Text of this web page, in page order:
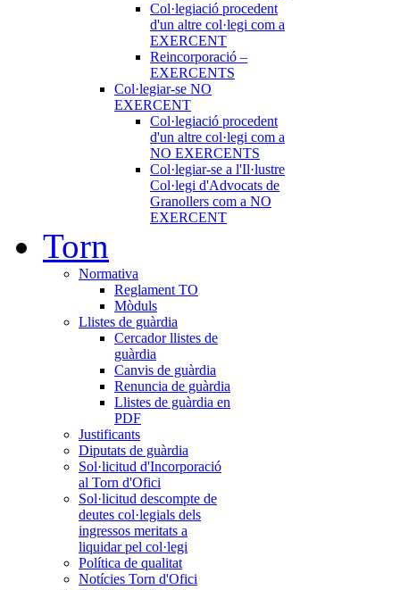
Col·legiació procedent
d'un altre col·legi com a
EXERCENT
Reincorporació –
EXERCENTS
Col·legiar-se NO
EXERCENT
Col·legiació procedent
d'un altre col·legi com a
NO EXERCENTS
Col·legiar-se a l'Il·lustre
Col·legi d'Advocats de
Granollers com a NO
EXERCENT
Torn
Normativa
Reglament TO
Mòduls
Llistes de guàrdia
Cercador llistes de
guàrdia
Canvis de guàrdia
Renuncia de guàrdia
Llistes de guàrdia en
PDF
Justificants
Diputats de guàrdia
Sol·licitud d'Incorporació
al Torn d'Ofici
Sol·licitud descompte de
deutes col·legials dels
ingressos meritats a
liquidar pel col·legi
Política de qualitat
Notícies Torn d'Ofici